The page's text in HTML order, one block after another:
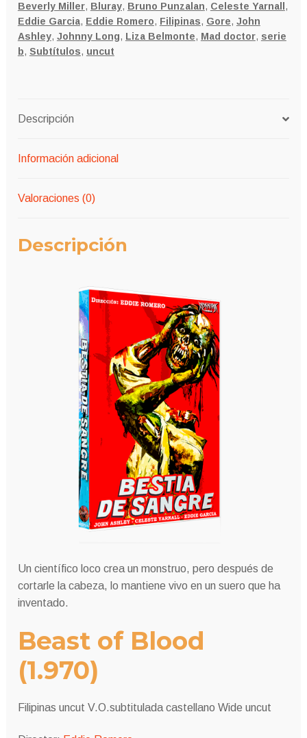
Beverly Miller, Bluray, Bruno Punzalan, Celeste Yarnall ,
Eddie Garcia, Eddie Romero, Filipinas, Gore, John
Ashley, Johnny Long, Liza Belmonte, Mad doctor, serie
b, Subtítulos, uncut
Descripción
Información adicional
Valoraciones (0)
Descripción
Un científico loco crea un monstruo, pero después de
cortarle la cabeza, lo mantiene vivo en un suero que ha
inventado.
Beast of Blood
(1.970)
Filipinas uncut V.O.subtitulada castellano Wide uncut